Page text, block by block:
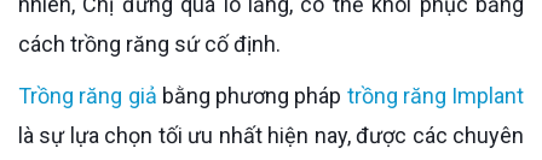
cách trồng răng sứ cố định.
Trồng răng giả bằng phương pháp trồng răng Implant
là sự lựa chọn tối ưu nhất hiện nay, được các chuyên